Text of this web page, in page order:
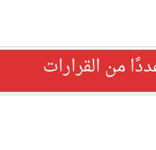
من القرارات